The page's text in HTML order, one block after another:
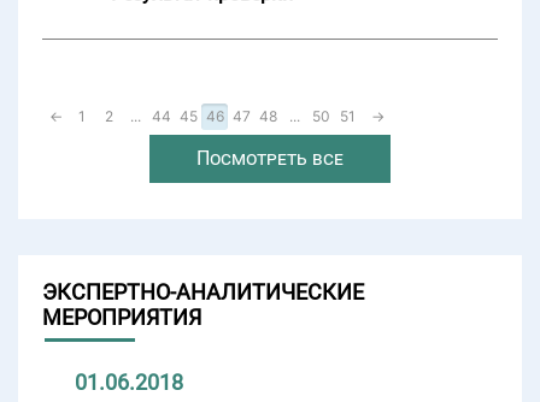
← 1 2 ... 44 45 46 47 48 ... 50 51 →
Посмотреть все
ЭКСПЕРТНО-АНАЛИТИЧЕСКИЕ
МЕРОПРИЯТИЯ
01.06.2018